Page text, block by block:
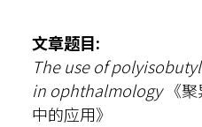
文章题目:
The use of
in ophthalmology 《
中的应用》